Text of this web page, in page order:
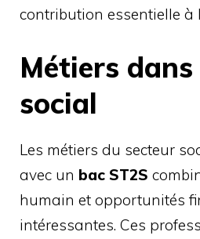
contribution essentielle à
Métiers
social
Les métiers du secteur
avec un bac ST2S
humain et opportunités
intéressantes. Ces